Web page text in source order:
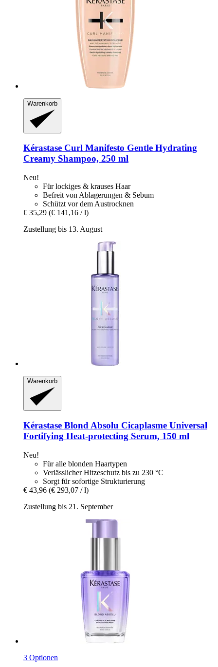
Warenkorb
Kérastase Curl Manifesto Gentle Hydrating
Creamy Shampoo, 250 ml
Neu!
Für lockiges & krauses Haar
Befreit von Ablagerungen & Sebum
Schützt vor dem Austrocknen
€ 35,29 (€ 141,16 / l)
Zustellung bis 13. August
Warenkorb
Kérastase Blond Absolu Cicaplasme Universal
Fortifying Heat-​protecting Serum, 150 ml
Neu!
Für alle blonden Haartypen
Verlässlicher Hitzeschutz bis zu 230 °C
Sorgt für sofortige Strukturierung
€ 43,96 (€ 293,07 / l)
Zustellung bis 21. September
3 Optionen